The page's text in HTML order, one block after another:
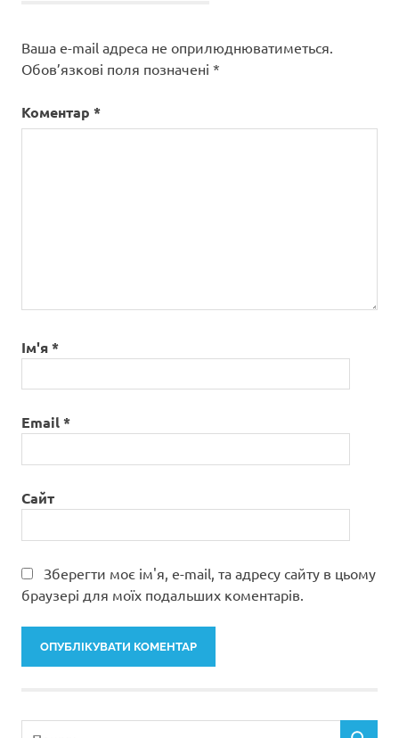
Ваша e-mail адреса не оприлюднюватиметься.
Обов’язкові поля позначені *
Коментар *
Ім'я*
Email*
Сайт
Зберегти моє ім'я, e-mail, та адресу сайту в цьому
браузері для моїх подальших коментарів.